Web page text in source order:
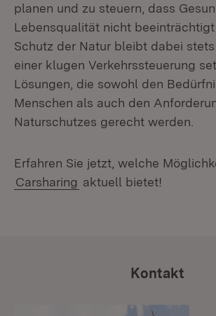
planen und zu steuern, dass
Lebensqualität nicht
Schutz der Natur bleibt dabei
einer klugen Verkehrssteuerung
Lösungen, die sowohl den
Menschen als auch den
Naturschutzes gerecht werden.
Erfahren Sie jetzt, welche
Carsharing aktuell bietet!
Kontakt